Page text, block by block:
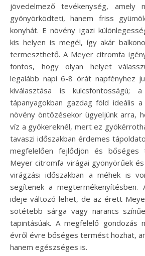
jövedelmező tevékenység, amely
gyönyörködteti, hanem friss
konyhát. E növény igazi
kis helyen is megél, így akár
termeszthető. A Meyer citromfa
fontos, hogy olyan helyet
legalább napi 6-8 órát napfényhez
kiválasztása is kulcsfontosságú;
tápanyagokban gazdag föld ideális
növény öntözésekor ügyeljünk arra,
víz a gyökereknél, mert ez
tavaszi időszakban érdemes
megfelelően fejlődjön és bőséges
Meyer citromfa virágai gyönyörűek
virágzási időszakban a méhek is
segítenek a megtermékenyítésben.
ideje változó lehet, de az érett
sötétebb sárga vagy narancs
tapintásúak. A megfelelő gondozás
évről évre bőséges termést hozhat,
hanem egészséges is.